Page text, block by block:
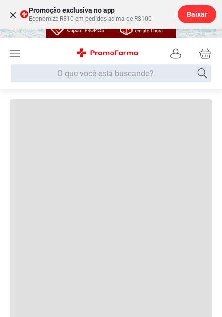
× Promoção exclusiva no app
Economize R$10 em pedidos acima de R$100
Baixar
O que você está buscando?